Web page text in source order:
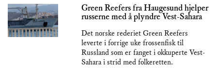
Green Reefers fra Haugesund hjelper
russerne med å plyndre Vest-Sahara
Det norske rederiet Green Reefers
leverte i forrige uke frossenfisk til
Russland som er fanget i okkuperte Vest-
Sahara i strid med folkeretten.